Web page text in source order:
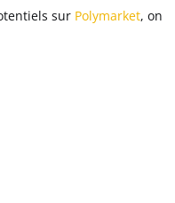
sur Polymarket, on